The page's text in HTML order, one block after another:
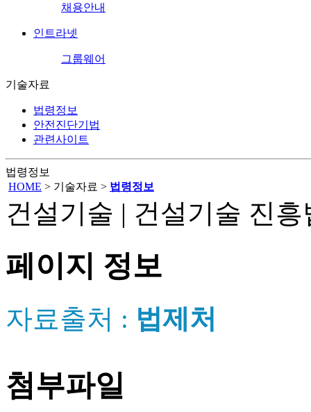
채용안내
인트라넷
그룹웨어
기술자료
법령정보
안전진단기법
관련사이트
법령정보
HOME > 기술자료 > 법령정보
건설기술 | 건설기술 진흥
페이지 정보
자료출처 : 법제처
첨부파일